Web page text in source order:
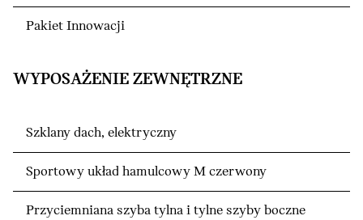
Pakiet Innowacji
WYPOSAŻENIE ZEWNĘTRZNE
Szklany dach, elektryczny
Sportowy układ hamulcowy M czerwony
Przyciemniana szyba tylna i tylne szyby boczne